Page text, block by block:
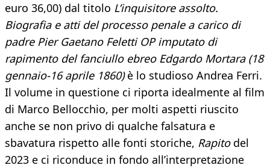
euro 36,00) dal titolo L’inquisitore assolto.
Biografia e atti del processo penale a carico di
padre Pier Gaetano Feletti OP imputato di
rapimento del fanciullo ebreo Edgardo Mortara (18
gennaio-16 aprile 1860)è lo studioso Andrea Ferri.
Il volume in questione ci riporta idealmente al film
di Marco Bellocchio, per molti aspetti riuscito
anche se non privo di qualche falsatura e
sbavatura rispetto alle fonti storiche, Rapitodel
2023 e ci riconduce in fondo all’interpretazione